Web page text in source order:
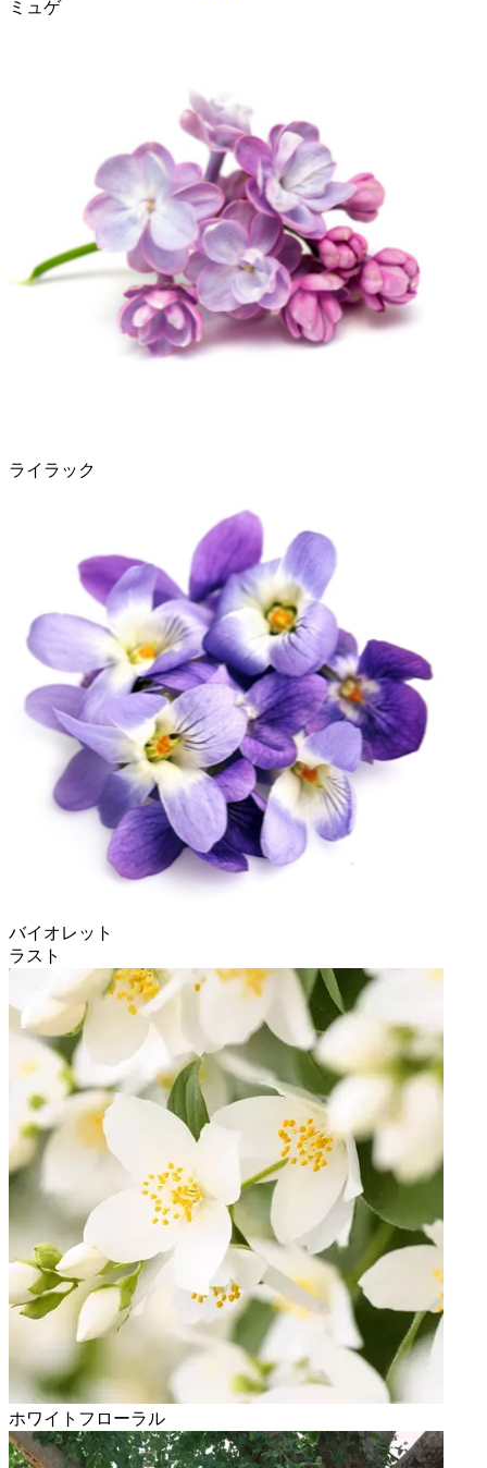
ミュゲ
ライラック
バイオレット
ラスト
ホワイトフローラル